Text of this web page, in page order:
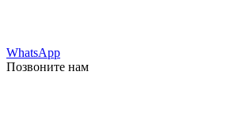
WhatsApp
Позвоните нам